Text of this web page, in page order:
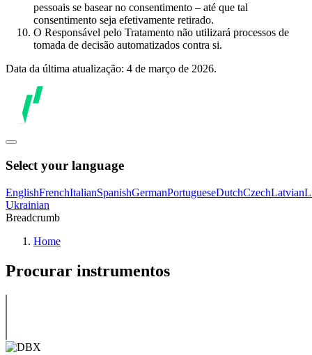
pessoais se basear no consentimento – até que tal
consentimento seja efetivamente retirado.
O Responsável pelo Tratamento não utilizará processos de
tomada de decisão automatizados contra si.
Data da última atualização: 4 de março de 2026.
Select your language
EnglishFrenchItalianSpanishGermanPortugueseDutchCzechLatvian
Ukrainian
Breadcrumb
Home
Procurar instrumentos